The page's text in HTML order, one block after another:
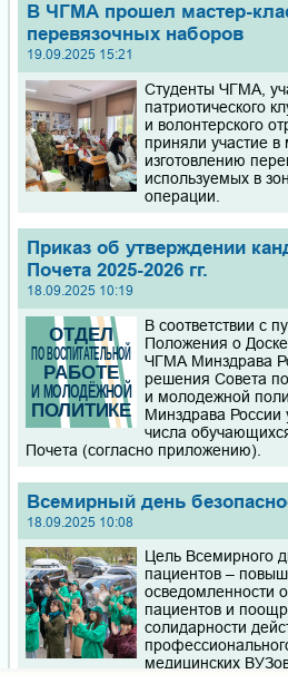
В ЧГМА прошел мастер-
перевязочных наборов
19.09.2025 15:21
Студенты ЧГМА,
патриотического
и волонтерского
приняли участие в
изготовлению
используемых в
операции.
Приказ об утверждении
Почета 2025-2026 гг.
18.09.2025 10:19
В соответствии с
Положения о
ЧГМА Минздрава
решения Совета
и молодежной
Минздрава России
числа
Почета (согласно приложению).
Всемирный день
18.09.2025 10:08
Цель Всемирного
пациентов –
осведомленности
пациентов и
солидарности
медицинских